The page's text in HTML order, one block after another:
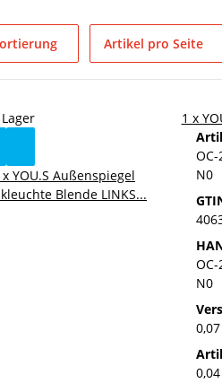
Artikel pro Seite
1 x
OC-
N0
OC-
N0